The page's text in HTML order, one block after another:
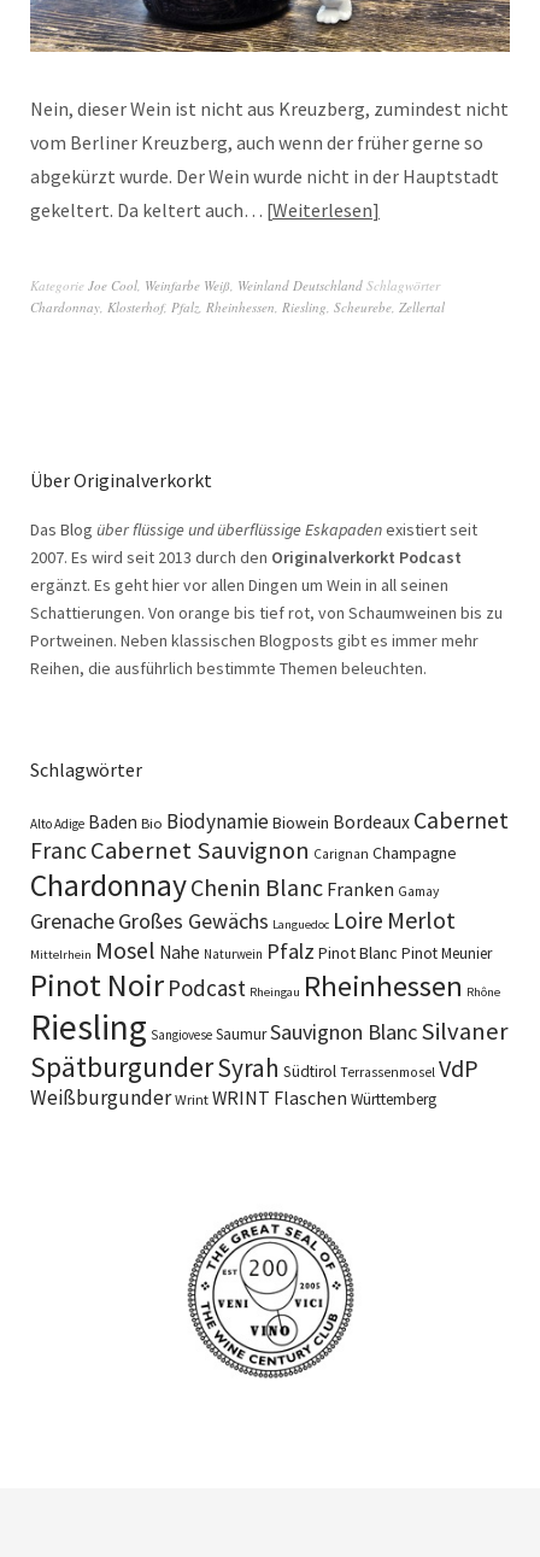
Nein, dieser Wein ist nicht aus Kreuzberg, zumindest nicht
vom Berliner Kreuzberg, auch wenn der früher gerne so
abgekürzt wurde. Der Wein wurde nicht in der Hauptstadt
gekeltert. Da keltert auch… Weiterlesen
Kategorie Joe Cool, Weinfarbe Weiß, Weinland Deutschland Schlagwörter
Chardonnay, Klosterhof, Pfalz, Rheinhessen, Riesling, Scheurebe, Zellertal
Über Originalverkorkt
Das Blog über flüssige und überflüssige Eskapadenexistiert seit
2007. Es wird seit 2013 durch den Originalverkorkt Podcast
ergänzt. Es geht hier vor allen Dingen um Wein in all seinen
Schattierungen. Von orange bis tief rot, von Schaumweinen bis zu
Portweinen. Neben klassischen Blogposts gibt es immer mehr
Reihen, die ausführlich bestimmte Themen beleuchten.
Schlagwörter
Alto Adige Baden Bio BiodynamieBiowein Bordeaux Cabernet
FrancCabernet Sauvignon Carignan Champagne
ChardonnayChenin Blanc Franken Gamay
GrenacheGroßes Gewächs Languedoc Loire Merlot
Mittelrhein Mosel Nahe Naturwein Pfalz Pinot Blanc Pinot Meunier
Pinot Noir Podcast Rheingau Rheinhessen Rhône
Riesling Sangiovese SaumurSauvignon BlancSilvaner
SpätburgunderSyrah Südtirol Terrassenmosel VdP
Weißburgunder Wrint WRINT Flaschen Württemberg